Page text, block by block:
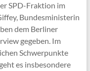
SPD-Fraktion im
Bundesministerin
dem Berliner
gegeben. Im
Schwerpunkte
es insbesondere